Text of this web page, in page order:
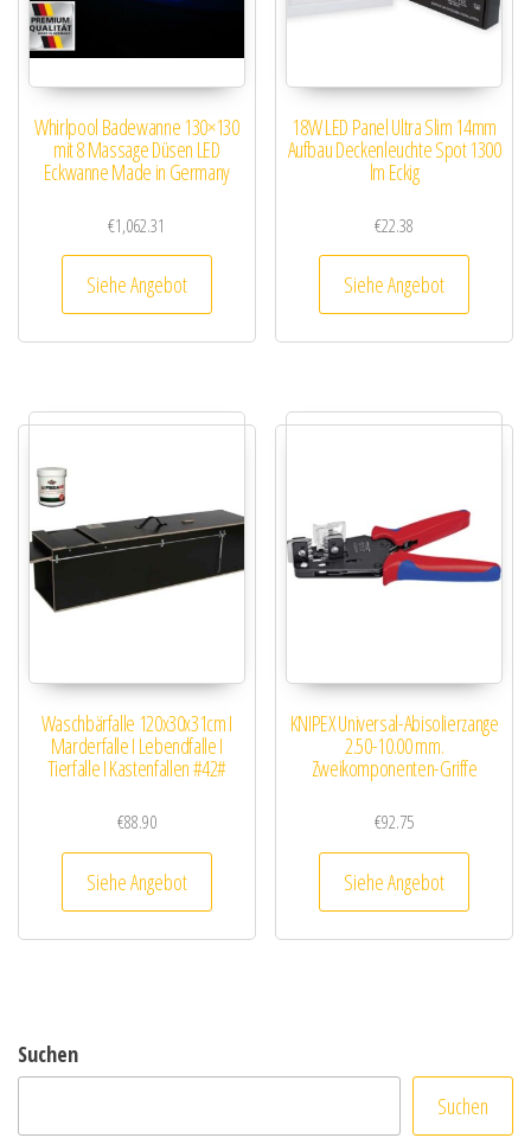
Whirlpool Badewanne 130×130
mit 8 Massage Düsen LED
Eckwanne Made in Germany
€1,062.31
Siehe Angebot
18W LED Panel Ultra Slim 14mm
Aufbau Deckenleuchte Spot 1300
lm Eckig
€22.38
Siehe Angebot
Waschbärfalle 120x30x31cm I
Marderfalle I Lebendfalle I
Tierfalle I Kastenfallen #42#
€88.90
Siehe Angebot
KNIPEX Universal-Abisolierzange
2.50-10.00 mm.
Zweikomponenten-Griffe
€92.75
Siehe Angebot
Suchen
Suchen